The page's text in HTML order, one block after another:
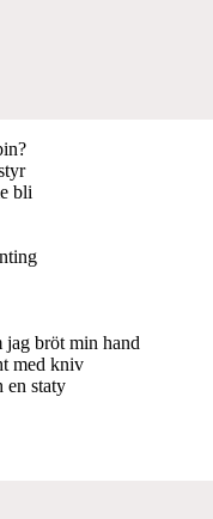
bli
jag bröt min hand
med kniv
en staty